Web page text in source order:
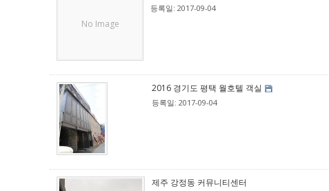
No Image
등록일: 2017-09-04
2016 경기도 평택 월호텔 객실
등록일: 2017-09-04
제주 강정동 커뮤니티센터